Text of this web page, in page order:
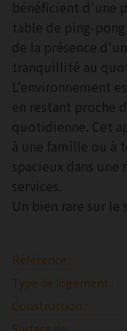
bénéficient d'une
table de ping-
de la présence
tranquillité au
L'environnement
en restant proche
quotidienne. Cet
à une famille ou à
spacieux dans
services.
Un bien rare sur le
Référence :
Type de logement :
Construction :